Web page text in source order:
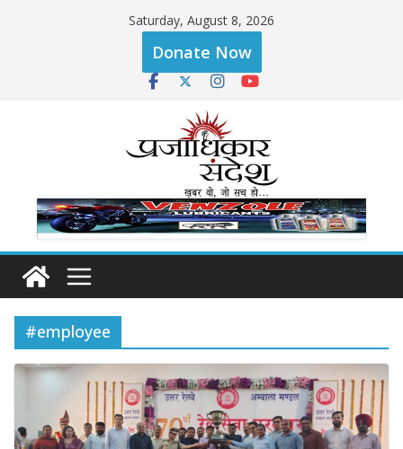
Saturday, August 8, 2026
Donate Now
#employee